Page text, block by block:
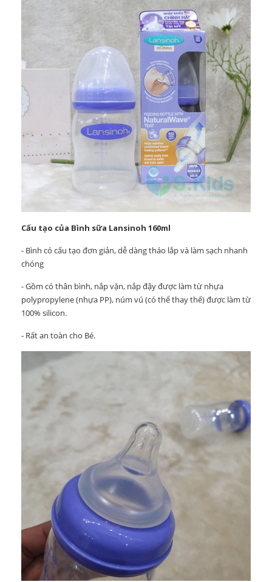
Cấu tạo của Bình sữa Lansinoh 160ml
- Bình có cấu tạo đơn giản, dễ dàng tháo lắp và làm sạch nhanh
chóng
- Gồm có thân bình, nắp vặn, nắp đậy được làm từ nhựa
polypropylene (nhựa PP), núm vú (có thể thay thế) được làm từ
100% silicon.
- Rất an toàn cho Bé.